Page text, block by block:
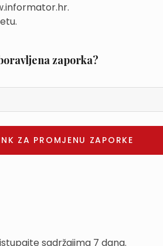
zaporka?
sadržajima 7 dana.